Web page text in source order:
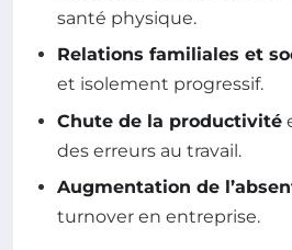
santé physique.
Relations familiales et
et isolement progressif.
Chute de la productivité
des erreurs au travail.
Augmentation de
turnover en entreprise.